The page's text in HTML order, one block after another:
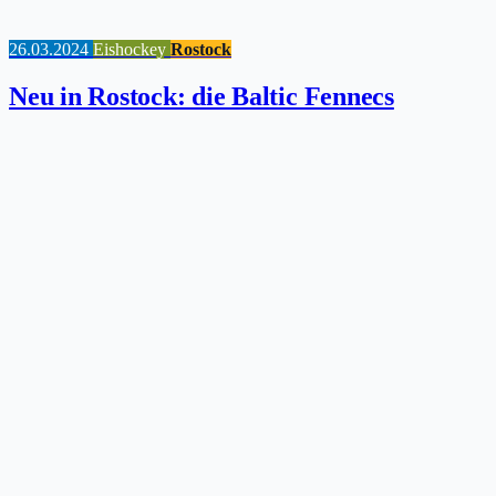
26.03.2024 Eishockey Rostock
Neu in Rostock: die Baltic Fennecs